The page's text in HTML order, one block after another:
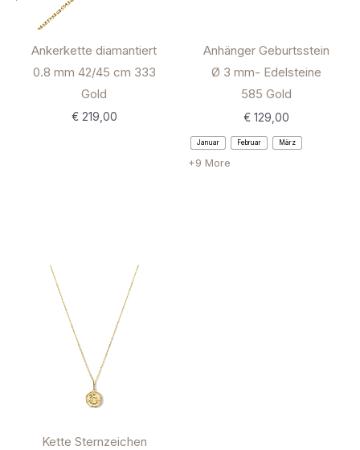
Ankerkette diamantiert
0.8 mm 42/45 cm 333
Gold
€219,00
Anhänger Geburtsstein
Ø 3 mm- Edelsteine
585 Gold
€129,00
Januar Februar März
+9 More
Kette Sternzeichen